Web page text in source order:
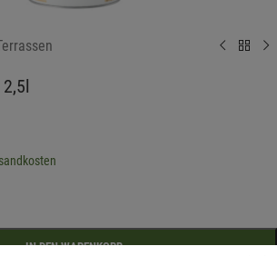
IN DEN WARENKORB